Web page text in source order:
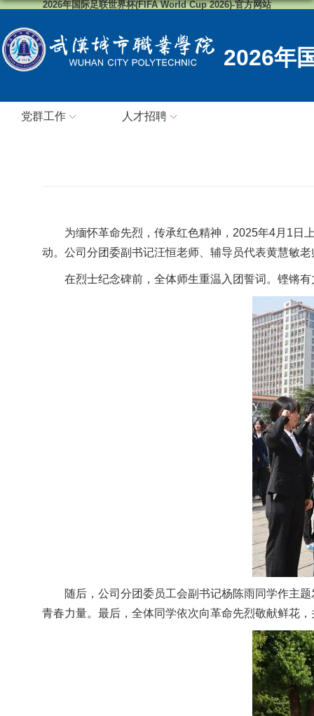
2026年国际足联世界杯(FIFA World Cup 2026)-官方网站
2026年
党群工作 人才招聘
为缅怀革命先烈，传承红色精神，2025年4月1日
动。公司分团委副书记汪恒老师、辅导员代表黄慧敏
在烈士纪念碑前，全体师生重温入团誓词。铿锵
随后，公司分团委员工会副书记杨陈雨同学作主
青春力量。最后，全体同学依次向革命先烈敬献鲜花